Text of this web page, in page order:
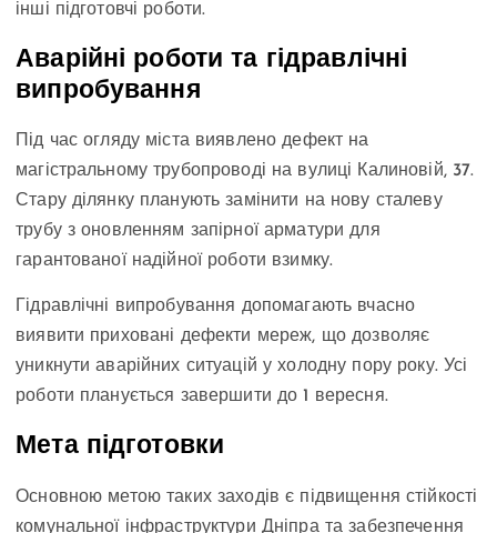
інші підготовчі роботи.
Аварійні роботи та гідравлічні
випробування
Під час огляду міста виявлено дефект на
магістральному трубопроводі на вулиці Калиновій, 37.
Стару ділянку планують замінити на нову сталеву
трубу з оновленням запірної арматури для
гарантованої надійної роботи взимку.
Гідравлічні випробування допомагають вчасно
виявити приховані дефекти мереж, що дозволяє
уникнути аварійних ситуацій у холодну пору року. Усі
роботи планується завершити до 1 вересня.
Мета підготовки
Основною метою таких заходів є підвищення стійкості
комунальної інфраструктури Дніпра та забезпечення